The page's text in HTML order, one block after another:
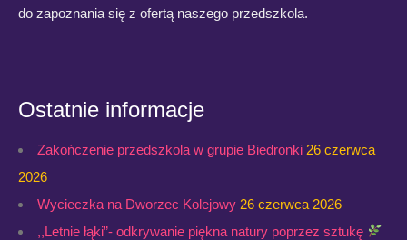
do zapoznania się z ofertą naszego przedszkola.
Ostatnie informacje
Zakończenie przedszkola w grupie Biedronki 26 czerwca
2026
Wycieczka na Dworzec Kolejowy 26 czerwca 2026
,,Letnie łąki”- odkrywanie piękna natury poprzez sztukę